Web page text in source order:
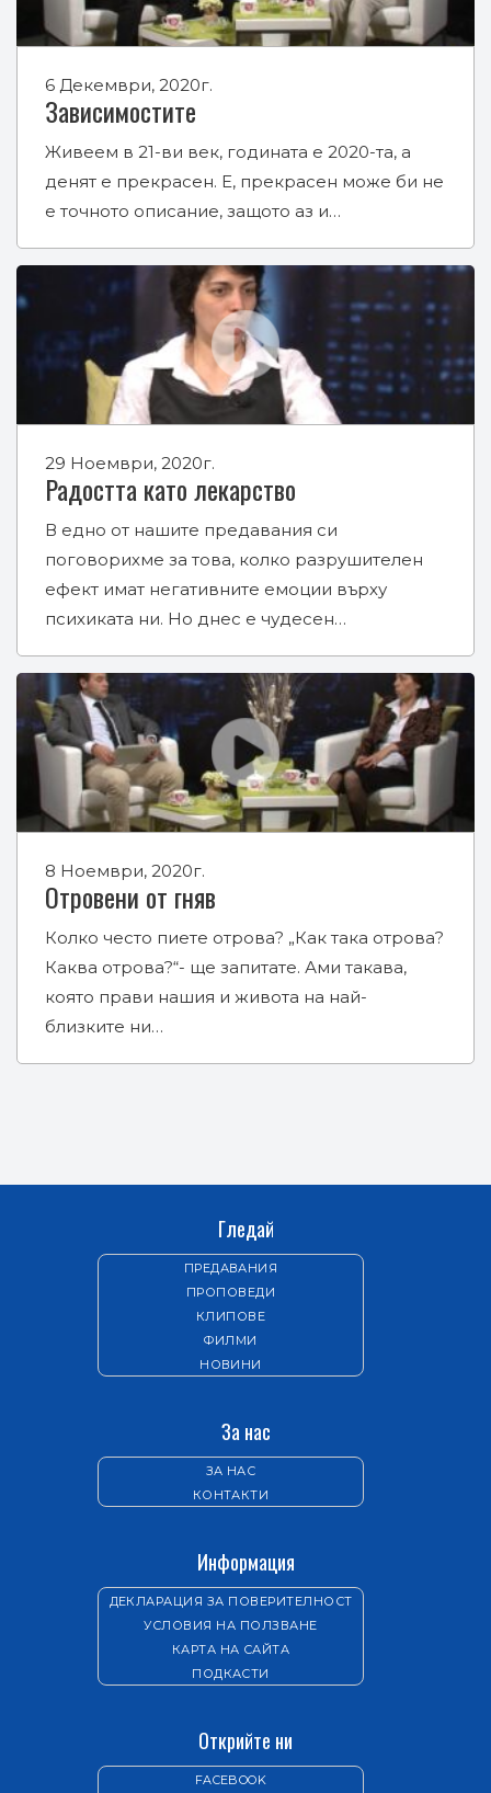
6 Декември, 2020г.
Зависимостите
Живеем в 21-ви век, годината е 2020-та, а
денят е прекрасен. Е, прекрасен може би не
е точното описание, защото аз и…
29 Ноември, 2020г.
Радостта като лекарство
В едно от нашите предавания си
поговорихме за това, колко разрушителен
ефект имат негативните емоции върху
психиката ни. Но днес е чудесен…
8 Ноември, 2020г.
Отровени от гняв
Колко често пиете отрова? „Как така отрова?
Каква отрова?“- ще запитате. Ами такава,
която прави нашия и живота на най-
близките ни…
Гледай
ПРЕДАВАНИЯ
ПРОПОВЕДИ
КЛИПОВЕ
ФИЛМИ
НОВИНИ
За нас
ЗА НАС
КОНТАКТИ
Информация
ДЕКЛАРАЦИЯ ЗА ПОВЕРИТЕЛНОСТ
УСЛОВИЯ НА ПОЛЗВАНЕ
КАРТА НА САЙТА
ПОДКАСТИ
Открийте ни
FACEBOOK